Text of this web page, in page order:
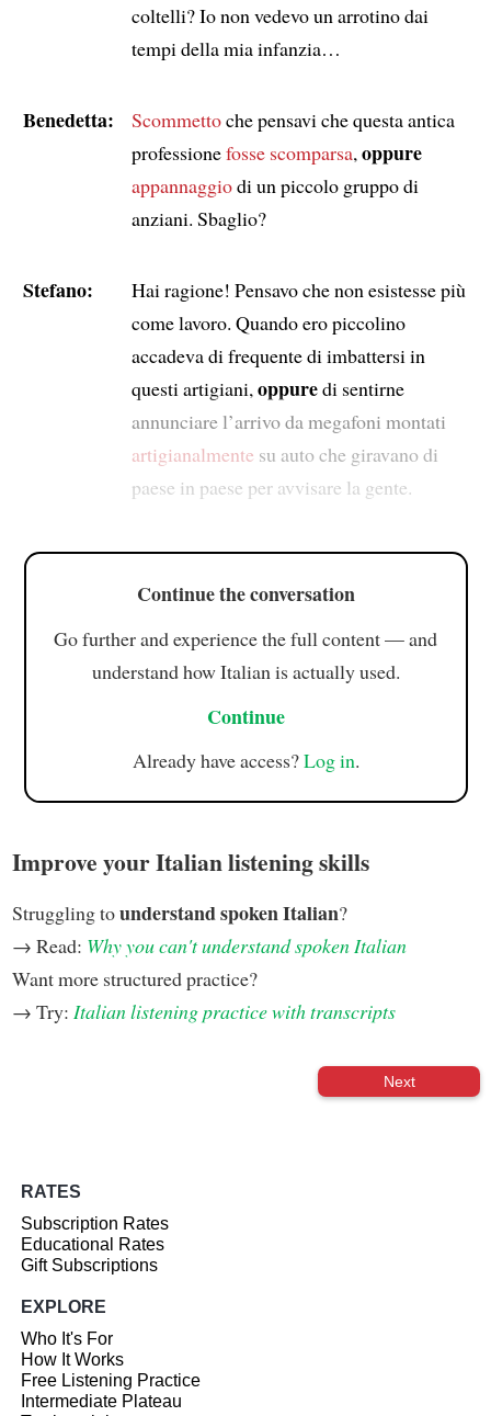
coltelli? Io non vedevo un arrotino dai
tempi della mia infanzia…
Benedetta: Scommettoche pensavi che questa antica
professionefosse scomparsa, oppure
appannaggiodi un piccolo gruppo di
anziani. Sbaglio?
Stefano:
Hai ragione! Pensavo che non esistesse più
come lavoro. Quando ero piccolino
accadeva di frequente di imbattersi in
questi artigiani, oppuredi sentirne
annunciare l’arrivo da megafoni montati
artigianalmente su auto che giravano di
paese in paese per avvisare la gente.
Continue the conversation
Go further and experience the full content — and
understand how Italian is actually used.
Continue
Already have access?Log in.
Improve your Italian listening skills
Struggling tounderstand spoken Italian?
→ Read: Why you can't understand spoken Italian
Want more structured practice?
→ Try: Italian listening practice with transcripts
Next
RATES
Subscription Rates
Educational Rates
Gift Subscriptions
EXPLORE
Who It's For
How It Works
Free Listening Practice
Intermediate Plateau